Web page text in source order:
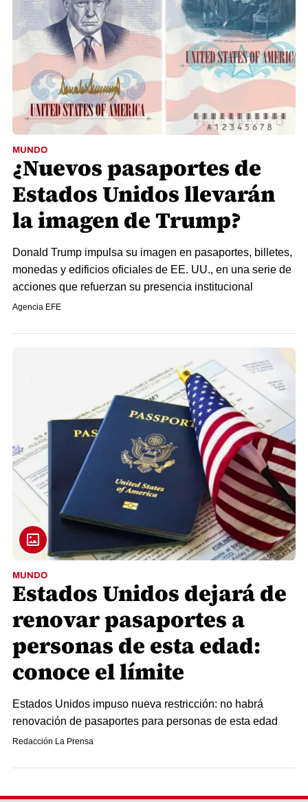
MUNDO
¿Nuevos pasaportes de
Estados Unidos llevarán
la imagen de Trump?
Donald Trump impulsa su imagen en pasaportes, billetes,
monedas y edificios oficiales de EE. UU., en una serie de
acciones que refuerzan su presencia institucional
Agencia EFE
MUNDO
Estados Unidos dejará de
renovar pasaportes a
personas de esta edad:
conoce el límite
Estados Unidos impuso nueva restricción: no habrá
renovación de pasaportes para personas de esta edad
Redacción La Prensa